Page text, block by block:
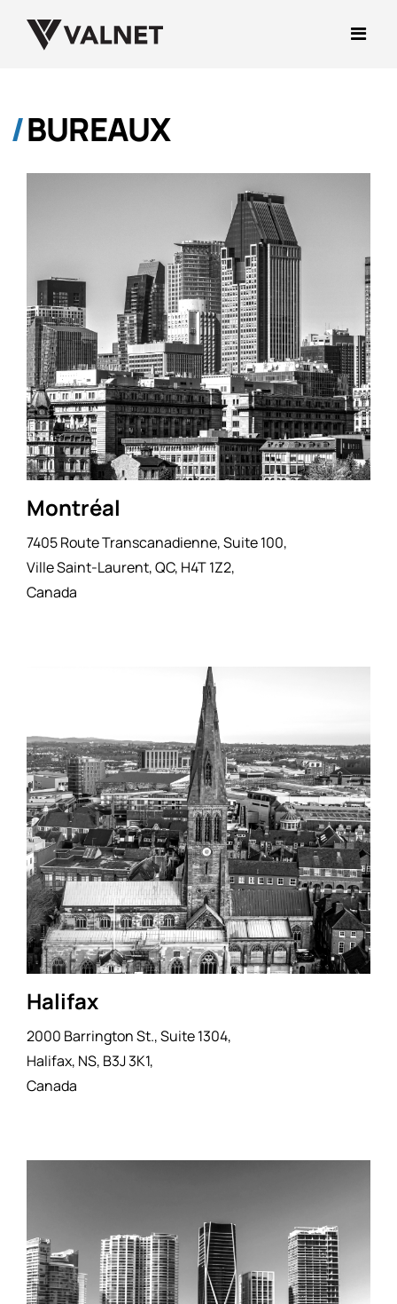
BUREAUX
Montréal
7405 Route Transcanadienne, Suite 100,
Ville Saint-Laurent, QC, H4T 1Z2,
Canada
Halifax
2000 Barrington St., Suite 1304,
Halifax, NS, B3J 3K1,
Canada